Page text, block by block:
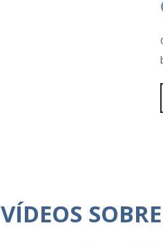
VÍDEOS